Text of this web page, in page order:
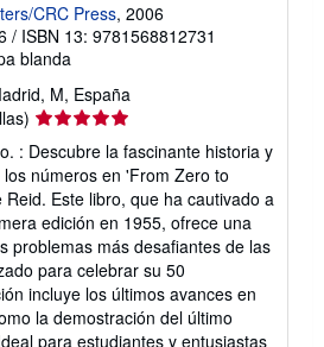
CRC Press, 2006
/ ISBN 13: 9781568812731
blanda
M, España
Calificación
del
vendedor:
5
de
5
estrellas
: Descubre la fascinante historia y
números en 'From Zero to
Este libro, que ha cautivado a
edición en 1955, ofrece una
problemas más desafiantes de las
para celebrar su 50
incluye los últimos avances en
la demostración del último
para estudiantes y entusiastas